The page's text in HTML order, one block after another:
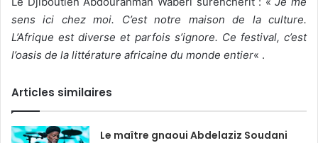
sens ici chez moi. C’est notre maison de la culture.
L’Afrique est diverse et parfois s’ignore. Ce festival, c’est
l’oasis de la littérature africaine du monde entier« .
Articles similaires
Le maître gnaoui Abdelaziz Soudani